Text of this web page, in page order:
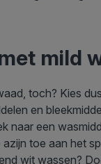
mild
toch? Kies
en
naar een
toe aan het
wit wassen?